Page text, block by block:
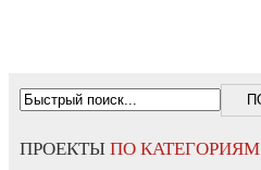
ПРОЕКТЫ ПО КАТЕГОРИЯМ